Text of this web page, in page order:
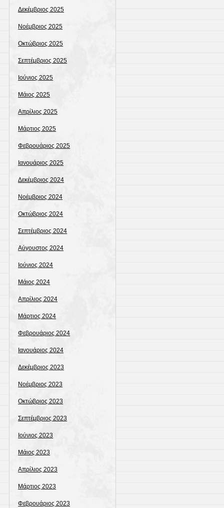
Δεκέμβριος 2025
Νοέμβριος 2025
Οκτώβριος 2025
Σεπτέμβριος 2025
Ιούνιος 2025
Μάιος 2025
Απρίλιος 2025
Μάρτιος 2025
Φεβρουάριος 2025
Ιανουάριος 2025
Δεκέμβριος 2024
Νοέμβριος 2024
Οκτώβριος 2024
Σεπτέμβριος 2024
Αύγουστος 2024
Ιούνιος 2024
Μάιος 2024
Απρίλιος 2024
Μάρτιος 2024
Φεβρουάριος 2024
Ιανουάριος 2024
Δεκέμβριος 2023
Νοέμβριος 2023
Οκτώβριος 2023
Σεπτέμβριος 2023
Ιούνιος 2023
Μάιος 2023
Απρίλιος 2023
Μάρτιος 2023
Φεβρουάριος 2023